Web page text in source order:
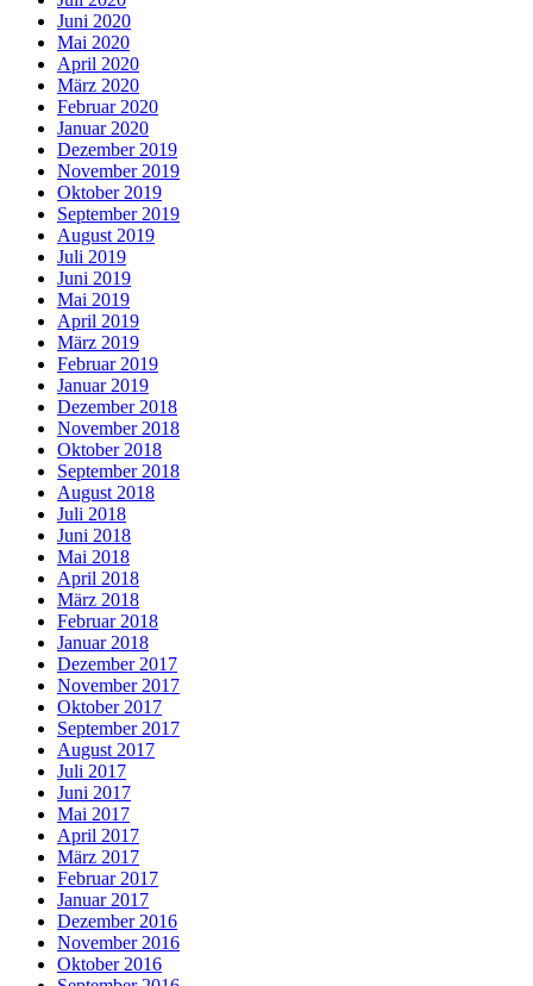
Juni 2020
Mai 2020
April 2020
März 2020
Februar 2020
Januar 2020
Dezember 2019
November 2019
Oktober 2019
September 2019
August 2019
Juli 2019
Juni 2019
Mai 2019
April 2019
März 2019
Februar 2019
Januar 2019
Dezember 2018
November 2018
Oktober 2018
September 2018
August 2018
Juli 2018
Juni 2018
Mai 2018
April 2018
März 2018
Februar 2018
Januar 2018
Dezember 2017
November 2017
Oktober 2017
September 2017
August 2017
Juli 2017
Juni 2017
Mai 2017
April 2017
März 2017
Februar 2017
Januar 2017
Dezember 2016
November 2016
Oktober 2016